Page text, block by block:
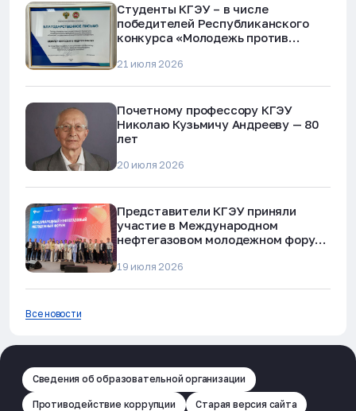
Студенты КГЭУ – в числе
победителей Республиканского
конкурса «Молодежь против
мошенничества»
21 июля 2026
Почетному профессору КГЭУ
Николаю Кузьмичу Андрееву — 80
лет
20 июля 2026
Представители КГЭУ приняли
участие в Международном
нефтегазовом молодежном форуме
19 июля 2026
Все новости
Сведения об образовательной организации
Противодействие коррупции Старая версия сайта